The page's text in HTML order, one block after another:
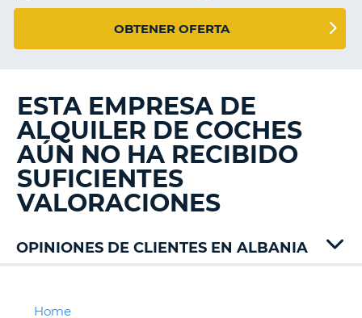
OBTENER OFERTA
ESTA EMPRESA DE
ALQUILER DE COCHES
AÚN NO HA RECIBIDO
SUFICIENTES
VALORACIONES
OPINIONES DE CLIENTES EN ALBANIA
ExerHome